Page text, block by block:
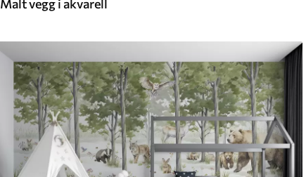
Malt vegg i akvarell